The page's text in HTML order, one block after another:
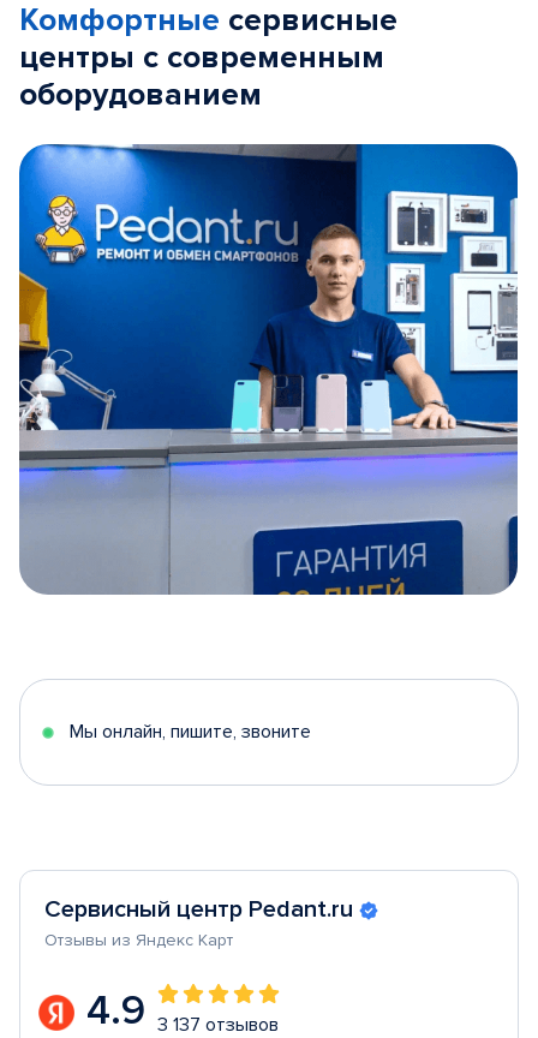
Комфортные сервисные
центры с современным
оборудованием
5
Мы онлайн, пишите, звоните
Сервисный центр Pedant.ru
Отзывы из Яндекс Карт
4.9 3 137 отзывов